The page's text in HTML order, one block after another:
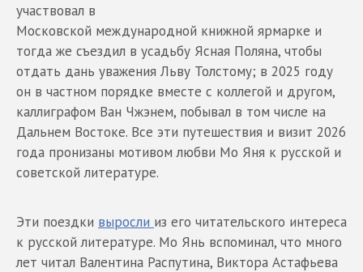
участвовал в
Московской международной книжной ярмарке и
тогда же съездил в усадьбу Ясная Поляна, чтобы
отдать дань уважения Льву Толстому; в 2025 году
он в частном порядке вместе с коллегой и другом,
каллиграфом Ван Чжэнем, побывал в том числе на
Дальнем Востоке. Все эти путешествия и визит 2026
года пронизаны мотивом любви Мо Яня к русской и
советской литературе.
Эти поездки выросли из его читательского интереса
к русской литературе. Мо Янь вспоминал, что много
лет читал Валентина Распутина, Виктора Астафьева